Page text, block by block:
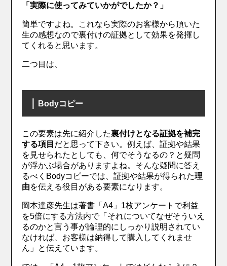
「実際に使ってみていかがでしたか？」
簡単ですよね。これなら実際のお客様から頂いた
生の感想なので裏付けの証拠として効果を発揮し
てくれると思います。
二つ目は、
Bodyコピー
この要素は先に紹介した裏付けとなる証拠を補完
する項目 だと思って下さい。例えば、証拠や結果
を見せられたとしても、何でそうなるの？と疑問
が浮かぶ場合がありますよね。そんな疑問に答え
るべくBodyコピーでは、証拠や結果が得られた理
由を伝える役目がある要素になります。
岡本達彦先生は著書「A4」1枚アンケートで利益
を5倍にする方法内で「それについてなぜそういえ
るのかと言う事が論理的にしっかり説明されてい
なければ、お客様は納得して購入してくれませ
ん」と伝えています。